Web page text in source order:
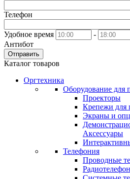
Телефон
Удобное время
-
Антибот
Отправить
Каталог товаров
Оргтехника
Оборудование для
Проекторы
Крепежи для
Экраны и
Аксессуары
Телефония
Проводные